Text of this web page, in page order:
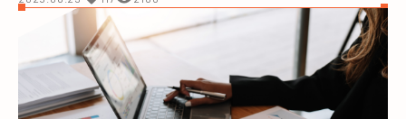
用財商知識翻轉人生，帶你一步步打造屬於自己的財務自由
飛輪！